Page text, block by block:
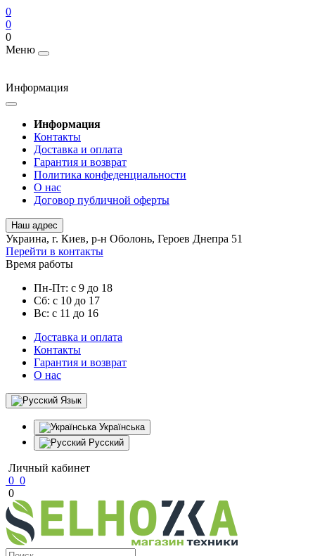
0
0
0
Меню
Информация
Информация
Контакты
Доставка и оплата
Гарантия и возврат
Политика конфеденциальности
О нас
Договор публичной оферты
Наш адрес
Украина, г. Киев, р-н Оболонь, Героев Днепра 51
Перейти в контакты
Время работы
Пн-Пт: с 9 до 18
Сб: с 10 до 17
Вс: с 11 до 16
Доставка и оплата
Контакты
Гарантия и возврат
О нас
Язык
Українська
Русский
Личный кабинет
0 0
0